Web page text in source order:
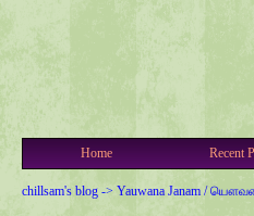
Home Recent
chillsam's blog -> Yauwana Janam /